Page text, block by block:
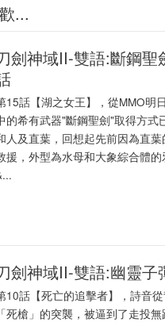
...
劍神域II-雙語:斷鋼聖
15話【湖之女王】，從MMO明
的希有武器"斷鋼聖劍"取得方式
人及直葉，回想起先前因為直
援，外型為水母和大象綜合體的
劍神域II-雙語:幽靈子
10話【死亡的追擊者】，詩音
「死槍」的突襲，被逼到了走投